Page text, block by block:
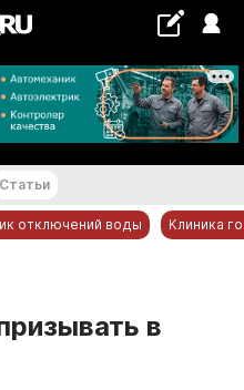
°С
Статьи
отключений воды Клиника
в